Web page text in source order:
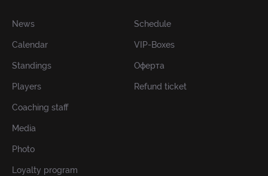
News
Calendar
Standings
Players
Coaching staff
Media
Photo
Loyalty program
Schedule
VIP-Boxes
Оферта
Refund ticket